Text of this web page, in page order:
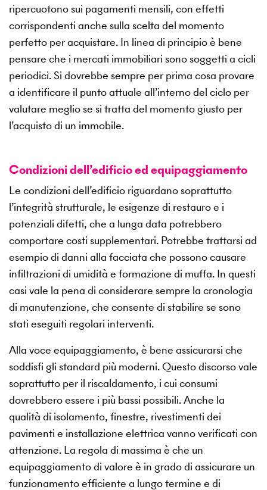
ripercuotono sui pagamenti mensili, con effetti
corrispondenti anche sulla scelta del momento
perfetto per acquistare. In linea di principio è bene
pensare che i mercati immobiliari sono soggetti a cicli
periodici. Si dovrebbe sempre per prima cosa provare
a identificare il punto attuale all’interno del ciclo per
valutare meglio se si tratta del momento giusto per
l’acquisto di un immobile.
Condizioni dell’edificio ed equipaggiamento
Le condizioni dell’edificio riguardano soprattutto
l’integrità strutturale, le esigenze di restauro e i
potenziali difetti, che a lunga data potrebbero
comportare costi supplementari. Potrebbe trattarsi ad
esempio di danni alla facciata che possono causare
infiltrazioni di umidità e formazione di muffa. In questi
casi vale la pena di considerare sempre la cronologia
di manutenzione, che consente di stabilire se sono
stati eseguiti regolari interventi.
Alla voce equipaggiamento, è bene assicurarsi che
soddisfi gli standard più moderni. Questo discorso vale
soprattutto per il riscaldamento, i cui consumi
dovrebbero essere i più bassi possibili. Anche la
qualità di isolamento, finestre, rivestimenti dei
pavimenti e installazione elettrica vanno verificati con
attenzione. La regola di massima è che un
equipaggiamento di valore è in grado di assicurare un
funzionamento efficiente a lungo termine e di